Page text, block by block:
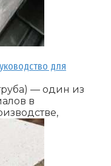
для
— один из
в